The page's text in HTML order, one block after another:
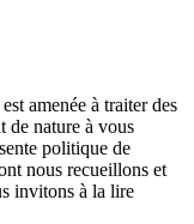
amenée à traiter des
de nature à vous
politique de
nous recueillons et
invitons à la lire